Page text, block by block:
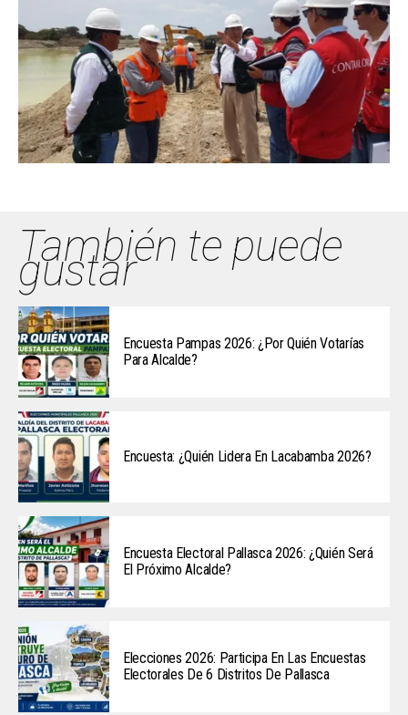
También te puede
gustar
Encuesta Pampas 2026: ¿Por Quién Votarías
Para Alcalde?
Encuesta: ¿Quién Lidera En Lacabamba 2026?
Encuesta Electoral Pallasca 2026: ¿Quién Será
El Próximo Alcalde?
Elecciones 2026: Participa En Las Encuestas
Electorales De 6 Distritos De Pallasca